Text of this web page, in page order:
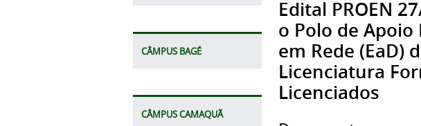
CÂMPUS BAGÉ
CÂMPUS CAMAQUÃ
Edital PROEN
o Polo de Apoio
em Rede (EaD)
Licenciatura
Licenciados